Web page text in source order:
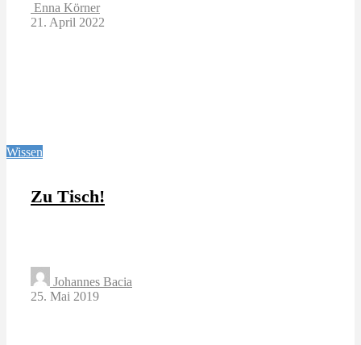
Enna Körner
21. April 2022
Wissen
Zu Tisch!
Johannes Bacia
25. Mai 2019